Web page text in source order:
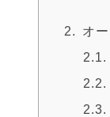
オ